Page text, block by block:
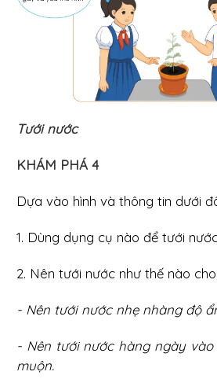
Tưới nước
KHÁM PHÁ 4
Dựa vào hình và thông tin dưới
1. Dùng dụng cụ nào để tưới
2. Nên tưới nước như thế nào
- Nên tưới nước nhẹ nhàng độ
- Nên tưới nước hàng ngày
muộn.